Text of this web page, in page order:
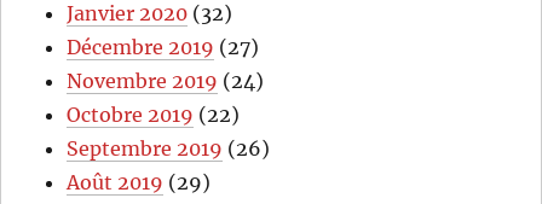
Janvier 2020 (32)
Décembre 2019 (27)
Novembre 2019 (24)
Octobre 2019 (22)
Septembre 2019 (26)
Août 2019 (29)